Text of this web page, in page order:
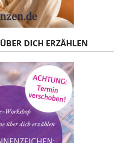
DICH ERZÄHLEN